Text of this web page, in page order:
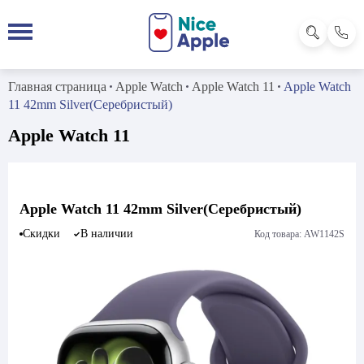
Главная страница Apple Watch Apple Watch 11
Apple Watch
11 42mm Silver(Серебристый)
Apple Watch 11
Apple Watch 11 42mm Silver(Серебристый)
Скидки В наличии Код товара: AW1142S